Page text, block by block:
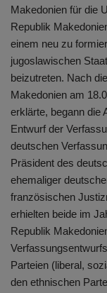
Makedonien für die
Republik
einem neu zu
jugoslawischen
beizutreten. Nach
Makedonien am
erklärte, begann die
Entwurf der
deutschen
Präsident des
ehemaliger
französischen
erhielten beide im
Republik
Parteien (liberal,
den ethnischen